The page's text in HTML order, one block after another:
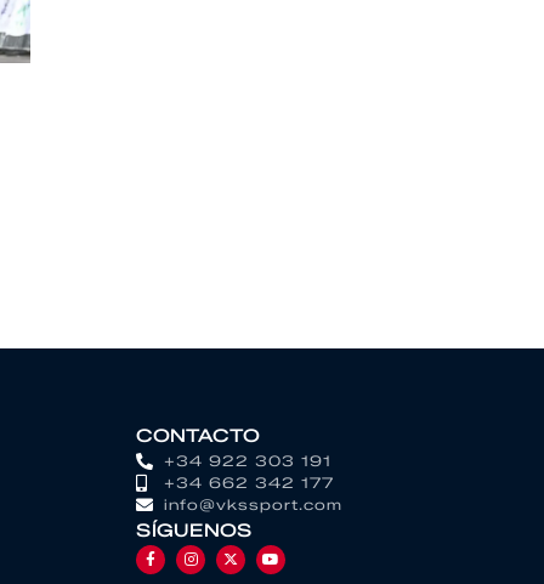
CONTACTO
+34 922 303 191
+34 662 342 177
info@vkssport.com
SÍGUENOS